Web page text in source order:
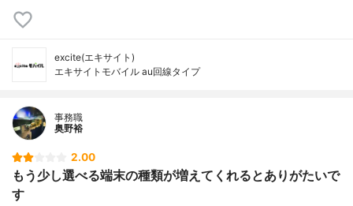
excite(エキサイト)
エキサイトモバイル au回線タイプ
事務職
奥野裕
2.00
もう少し選べる端末の種類が増えてくれるとありがたいで
す